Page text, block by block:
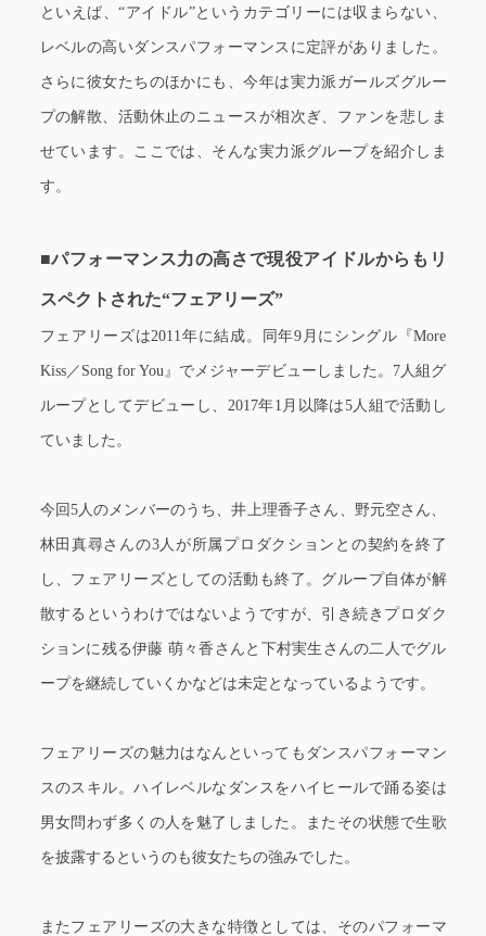
といえば、“アイドル”というカテゴリーには収まらない、
レベルの高いダンスパフォーマンスに定評がありました。
さらに彼女たちのほかにも、今年は実力派ガールズグルー
プの解散、活動休止のニュースが相次ぎ、ファンを悲しま
せています。ここでは、そんな実力派グループを紹介しま
す。
■パフォーマンス力の高さで現役アイドルからもリ
スペクトされた“フェアリーズ”
フェアリーズは2011年に結成。同年9月にシングル『More
Kiss／Song for You』でメジャーデビューしました。7人組グ
ループとしてデビューし、2017年1月以降は5人組で活動し
ていました。
今回5人のメンバーのうち、井上理香子さん、野元空さん、
林田真尋さんの3人が所属プロダクションとの契約を終了
し、フェアリーズとしての活動も終了。グループ自体が解
散するというわけではないようですが、引き続きプロダク
ションに残る伊藤 萌々香さんと下村実生さんの二人でグル
ープを継続していくかなどは未定となっているようです。
フェアリーズの魅力はなんといってもダンスパフォーマン
スのスキル。ハイレベルなダンスをハイヒールで踊る姿は
男女問わず多くの人を魅了しました。またその状態で生歌
を披露するというのも彼女たちの強みでした。
またフェアリーズの大きな特徴としては、そのパフォーマ